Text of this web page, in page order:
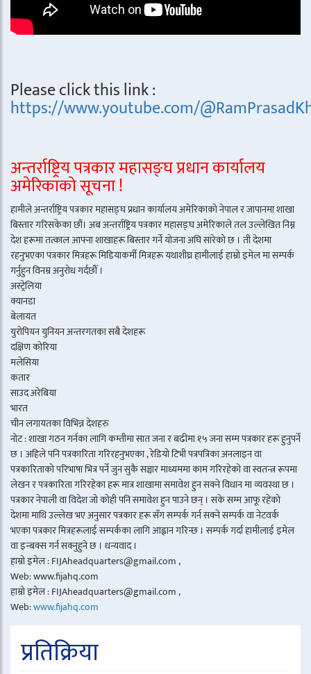
Please click this link :
https://www.youtube.com/
अन्तर्राष्ट्रिय पत्रकार महासङ्घ प्रधान कार्यालय
अमेरिकाको सूचना !
हामीले अन्तर्राष्ट्रिय पत्रकार महासङ्घ प्रधान कार्यालय अमेरिकाको नेपाल र जापानमा शाखा
बिस्तार गरिसकेका छौं। अब अन्तर्राष्ट्रिय पत्रकार महासङ्घ अमेरिकाले तल उल्लेखित निम्न
देश हरूमा तत्काल आफ्ना शाखाहरू बिस्तार गर्ने योजना अघि सारेको छ । ती देशमा
रहनुभएका पत्रकार मित्रहरू मिडियाकर्मी मित्रहरू यथाशीघ्र हामीलाई हाम्रो इमेल मा सम्पर्क
गर्नुहुन विनम्र अनुरोध गर्दछौँ ।
अस्ट्रेलिया
क्यानडा
बेलायत
युरोपियन युनियन अन्तरगतका सबै देशहरू
दक्षिण कोरिया
मलेसिया
कतार
साउद अरेबिया
भारत
चीन लगायतका विभिन्न देशहरु
नोट : शाखा गठन गर्नका लागि कम्तीमा सात जना र बढीमा १५ जना सम्म पत्रकार हरू हुनुपर्ने
छ । अहिले पनि पत्रकारिता गरिरहनुभएका , रेडियो टिभी पत्रपत्रिका अनलाइन वा
पत्रकारिताको परिभाषा भित्र पर्ने जुन सुकै सञ्चार माध्यममा काम गरिरहेको वा स्वतन्त्र रूपमा
लेखन र पत्रकारिता गरिरहेका हरू मात्र शाखामा समावेश हुन सक्ने विधान मा व्यवस्था छ ।
पत्रकार नेपाली वा विदेश जो कोही पनि समावेश हुन पाउने छन् । सके सम्म आफू रहेको
देशमा माथि उल्लेख भए अनुसार पत्रकार हरू सँग सम्पर्क गर्न सक्ने सम्पर्क वा नेटवर्क
भएका पत्रकार मित्रहरूलाई सम्पर्कका लागि आह्वान गरिन्छ । सम्पर्क गर्दा हामीलाई इमेल
वा इन्बक्स गर्न सक्नुहुने छ । धन्यवाद ।
हाम्रो इमेल : FIJAheadquarters@gmail.com ,
Web: www.fijahq.com
हाम्रो इमेल : FIJAheadquarters@gmail.com ,
Web:www.fijahq.com
प्रतिक्रिया